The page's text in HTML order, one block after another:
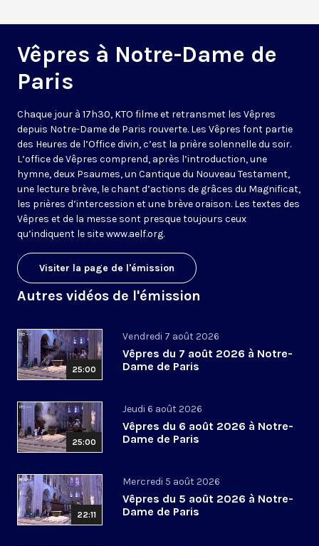
Vêpres à Notre-Dame de
Paris
Chaque jour à 17h30, KTO filme et retransmet les Vêpres
depuis Notre-Dame de Paris rouverte. Les Vêpres font partie
des Heures de l’Office divin, c’est la prière solennelle du soir.
L’office de Vêpres comprend, après l’introduction, une
hymne, deux Psaumes, un Cantique du Nouveau Testament,
une lecture brève, le chant d’actions de grâces du Magnificat,
les prières d’intercession et une brève oraison. Les textes des
Vêpres et de la messe sont presque toujours ceux
qu’indiquent le sitewww.aelf.org.
Visiter la page de l'émission
Autres vidéos de l'émission
25:00
Vendredi 7 août 2026
Vêpres du 7 août 2026 à Notre-
Dame de Paris
25:00
Jeudi 6 août 2026
Vêpres du 6 août 2026 à Notre-
Dame de Paris
22:11
Mercredi 5 août 2026
Vêpres du 5 août 2026 à Notre-
Dame de Paris